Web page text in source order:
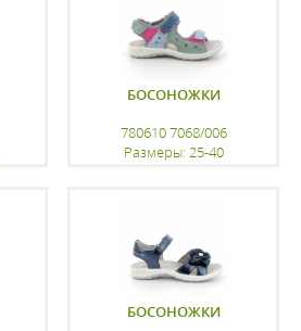
БОСОНОЖКИ
780610 7068/006
Размеры: 25-40
БОСОНОЖКИ